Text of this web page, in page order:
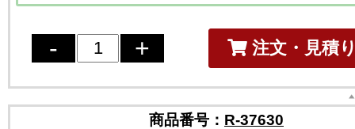
注文・見積
商品番号： R-37630